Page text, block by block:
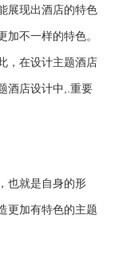
展现出酒店的特色
不一样的特色。
，在设计主题酒店
酒店设计中,.重要
也就是自身的形
更加有特色的主题